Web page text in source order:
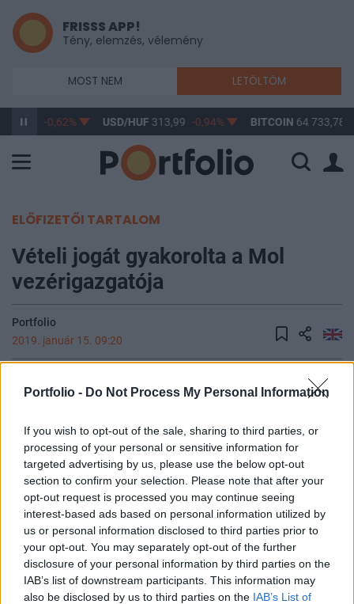
Portfolio - Do Not Process My Personal Information
If you wish to opt-out of the sale, sharing to third parties, or
processing of your personal or sensitive information for
targeted advertising by us, please use the below opt-out
section to confirm your selection. Please note that after your
opt-out request is processed you may continue seeing
interest-based ads based on personal information utilized by
us or personal information disclosed to third parties prior to
your opt-out. You may separately opt-out of the further
disclosure of your personal information by third parties on the
IAB’s list of downstream participants. This information may
also be disclosed by us to third parties on the IAB’s List of
FRISSS APP!
Tény, elemzés, vélemény
MOST NEM LETÖLTÖM
363,14 -0,62% USD/HUF 313,99 -0,94% BITCOIN 64 733,78
ELŐFIZETŐI TARTALOM
Vételi jogát gyakorolta a Mol
vezérigazgatója
Portfolio
2019. január 15. 09:20
Molnár József, a Mol-csoport vezérigazgatója
január 11-én a hosszú távú ösztönző
elszámolásos vételi jogot gyakorolt a társaság
törzsrészvényeire vonatkozóan.
A társaság közlése alapján az ügylet lehívási árfolyama
1669 forint, az elszámolási árfolyam pedig 3214 forint, a
tranzakció 144 000 darab részvényre vonatkozik. A
tranzakció nem járt részvénymozgással. Kedden reggel a
nyitás után pár perccel fél százalékot közelítő mértékű
erősödést mutat a Mol-részvény árfolyama.(BÉT)